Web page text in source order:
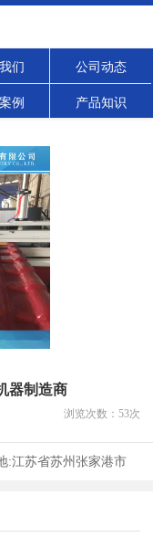
们 公司动态
例 产品知识
器制造商
浏览次数： 53次
:江苏省苏州张家港市